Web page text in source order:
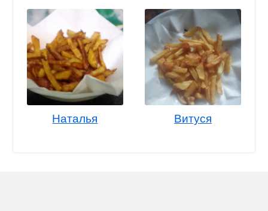
Наталья Витуся